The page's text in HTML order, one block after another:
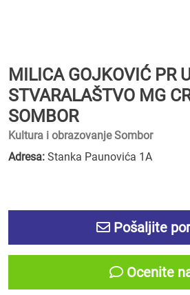
MILICA GOJKOVIĆ PR
STVARALAŠTVO MG
SOMBOR
Kultura i obrazovanje Sombor
Adresa: Stanka Paunovića 1A
Pošaljite
Ocenite